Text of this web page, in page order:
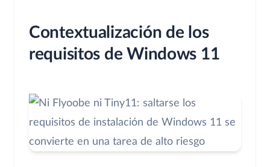
Contextualización de los
requisitos de Windows 11